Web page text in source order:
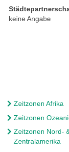
keine Angabe
Zeitzonen Afrika
Zeitzonen
Zeitzonen Nord-
Zentralamerika